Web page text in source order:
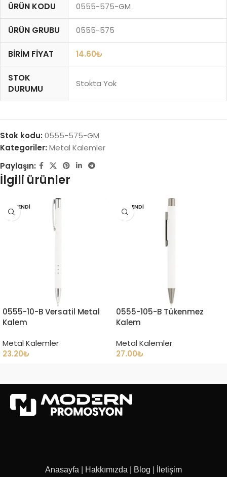
ÜRÜN KODU 0555-575-GM
ÜRÜN GRUBU 0555-575
BIRIM FIYAT 14.60₺
STOK
DURUMU
Stokta Yok
Stok kodu: 0555-575-GM
Kategoriler: Metal Kalemler
Paylaşın:
İlgili ürünler
TÜKENDI
0555-10-B Versatil Metal
Kalem
Metal Kalemler
23.20₺
TÜKENDI
0555-105-B Tükenmez
Kalem
Metal Kalemler
27.00₺
Anasayfa Hakkımızda Blog İletişim